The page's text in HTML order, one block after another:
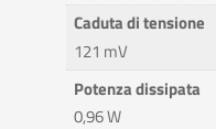
Caduta di tensione
121 mV
Potenza dissipata
0,96 W